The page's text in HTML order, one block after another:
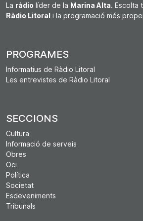
La ràdio líder de la Marina Alta. Escolta
Ràdio Litoral i la programació més
PROGRAMES
Informatius de Ràdio Litoral
Les entrevistes de Ràdio Litoral
SECCIONS
Cultura
Informació de serveis
Obres
Oci
Política
Societat
Esdeveniments
Tribunals